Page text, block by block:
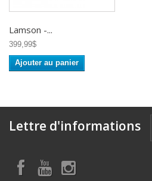
Lamson -...
399,99$
Ajouter au panier
Lettre d'informations